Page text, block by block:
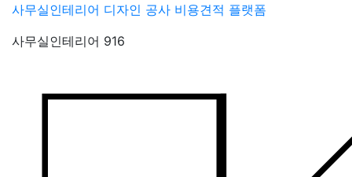
Skip
content
사무실인테리어 디자인 공사 비용견적 플랫폼
사무실인테리어 916